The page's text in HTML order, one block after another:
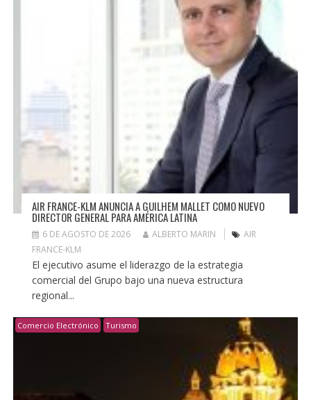
AIR FRANCE-KLM ANUNCIA A GUILHEM MALLET COMO NUEVO
DIRECTOR GENERAL PARA AMÉRICA LATINA
6 DE AGOSTO DE 2026 ALBERTO MARIN
AIR
FRANCE-KLM
El ejecutivo asume el liderazgo de la estrategia
comercial del Grupo bajo una nueva estructura
regional...
Comercio Electrónico Turismo